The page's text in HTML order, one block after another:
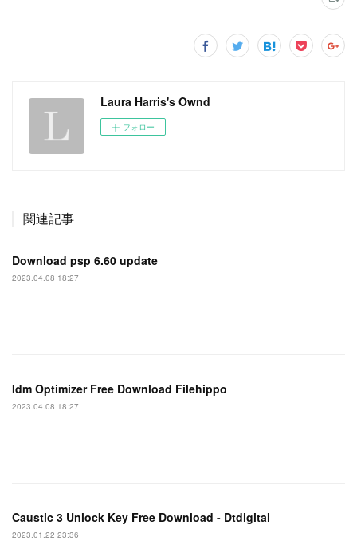
Laura Harris's Ownd
フォロー
関連記事
Download psp 6.60 update
2023.04.08 18:27
Idm Optimizer Free Download Filehippo
2023.04.08 18:27
Caustic 3 Unlock Key Free Download - Dtdigital
2023.01.22 23:36